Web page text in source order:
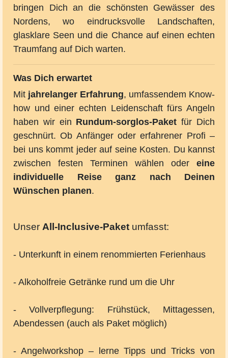
bringen Dich an die schönsten Gewässer des
Nordens, wo eindrucksvolle Landschaften,
glasklare Seen und die Chance auf einen echten
Traumfang auf Dich warten.
Was Dich erwartet
Mit jahrelanger Erfahrung, umfassendem Know-
how und einer echten Leidenschaft fürs Angeln
haben wir ein Rundum-sorglos-Paket für Dich
geschnürt. Ob Anfänger oder erfahrener Profi –
bei uns kommt jeder auf seine Kosten. Du kannst
zwischen festen Terminen wählen oder eine
individuelle Reise ganz nach Deinen
Wünschen planen.
Unser All-Inclusive-Paket umfasst:
- Unterkunft in einem renommierten Ferienhaus
- Alkoholfreie Getränke rund um die Uhr
- Vollverpflegung: Frühstück, Mittagessen,
Abendessen (auch als Paket möglich)
- Angelworkshop – lerne Tipps und Tricks von